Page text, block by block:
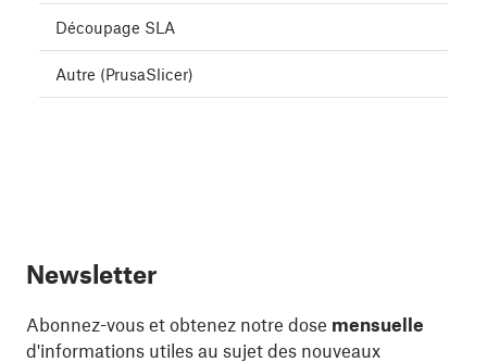
Découpage SLA
Autre (PrusaSlicer)
Newsletter
Abonnez-vous et obtenez notre dose mensuelle
d'informations utiles au sujet des nouveaux